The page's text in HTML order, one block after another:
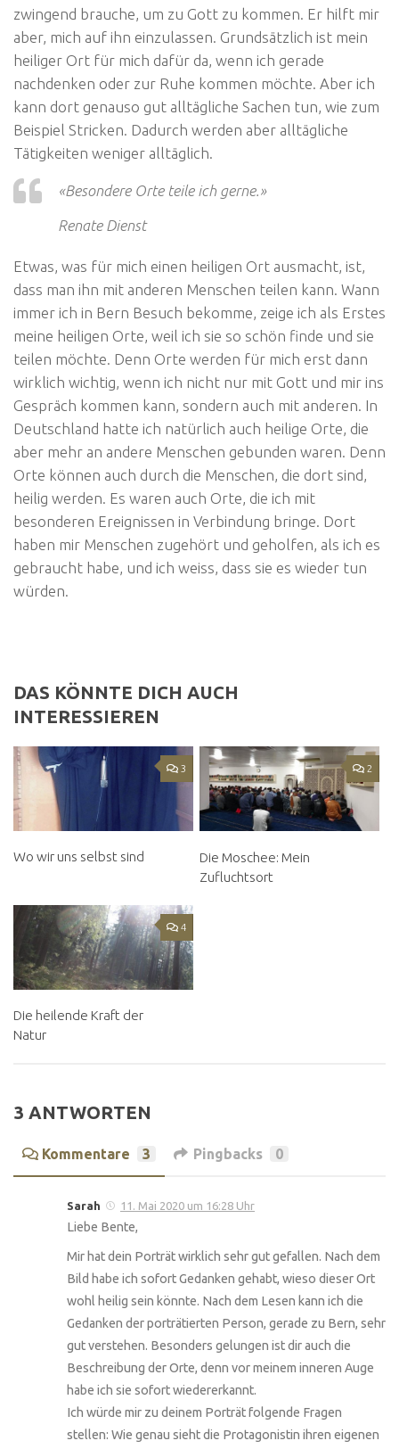
zwingend brauche, um zu Gott zu kommen. Er hilft mir
aber, mich auf ihn einzulassen. Grundsätzlich ist mein
heiliger Ort für mich dafür da, wenn ich gerade
nachdenken oder zur Ruhe kommen möchte. Aber ich
kann dort genauso gut alltägliche Sachen tun, wie zum
Beispiel Stricken. Dadurch werden aber alltägliche
Tätigkeiten weniger alltäglich.
«Besondere Orte teile ich gerne.»
Renate Dienst
Etwas, was für mich einen heiligen Ort ausmacht, ist,
dass man ihn mit anderen Menschen teilen kann. Wann
immer ich in Bern Besuch bekomme, zeige ich als Erstes
meine heiligen Orte, weil ich sie so schön finde und sie
teilen möchte. Denn Orte werden für mich erst dann
wirklich wichtig, wenn ich nicht nur mit Gott und mir ins
Gespräch kommen kann, sondern auch mit anderen. In
Deutschland hatte ich natürlich auch heilige Orte, die
aber mehr an andere Menschen gebunden waren. Denn
Orte können auch durch die Menschen, die dort sind,
heilig werden. Es waren auch Orte, die ich mit
besonderen Ereignissen in Verbindung bringe. Dort
haben mir Menschen zugehört und geholfen, als ich es
gebraucht habe, und ich weiss, dass sie es wieder tun
würden.
DAS KÖNNTE DICH AUCH
INTERESSIEREN
3
Wo wir uns selbst sind
2
Die Moschee: Mein
Zufluchtsort
4
Die heilende Kraft der
Natur
3 ANTWORTEN
Kommentare 3 Pingbacks 0
Sarah 11. Mai 2020 um 16:28 Uhr
Liebe Bente,
Mir hat dein Porträt wirklich sehr gut gefallen. Nach dem
Bild habe ich sofort Gedanken gehabt, wieso dieser Ort
wohl heilig sein könnte. Nach dem Lesen kann ich die
Gedanken der porträtierten Person, gerade zu Bern, sehr
gut verstehen. Besonders gelungen ist dir auch die
Beschreibung der Orte, denn vor meinem inneren Auge
habe ich sie sofort wiedererkannt.
Ich würde mir zu deinem Porträt folgende Fragen
stellen: Wie genau sieht die Protagonistin ihren eigenen